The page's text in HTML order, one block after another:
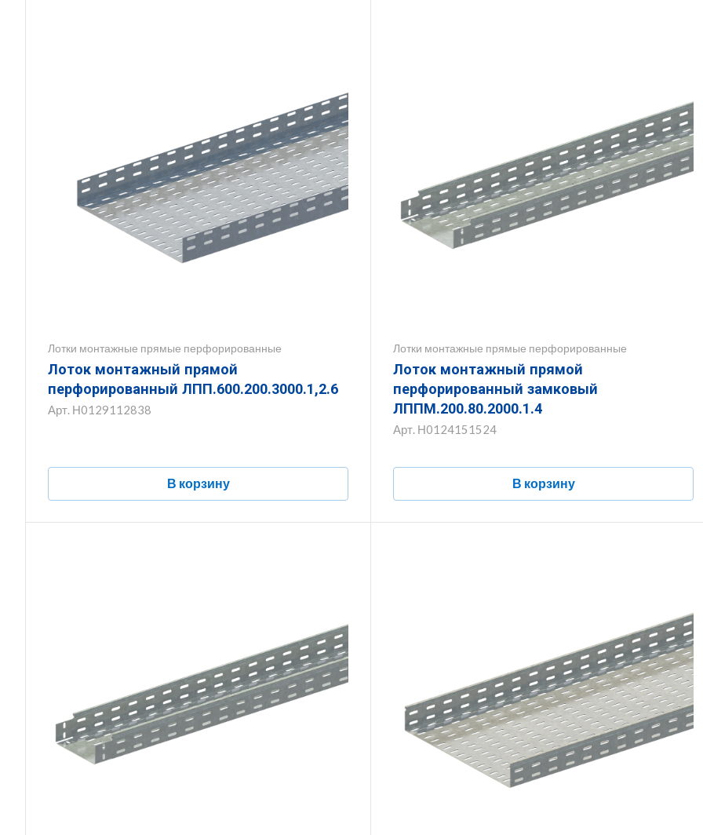
Лотки монтажные прямые перфорированные
Лоток монтажный прямой
перфорированный ЛПП.600.200.3000.1,2.6
Арт. Н0129112838
В корзину
Лотки монтажные прямые перфорированные
Лоток монтажный прямой
перфорированный замковый
ЛППМ.200.80.2000.1.4
Арт. Н0124151524
В корзину